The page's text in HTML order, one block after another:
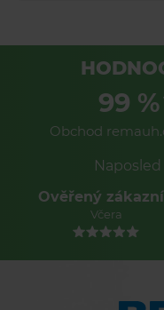
99 %
Obchod
Ověřený
Před 2 dny